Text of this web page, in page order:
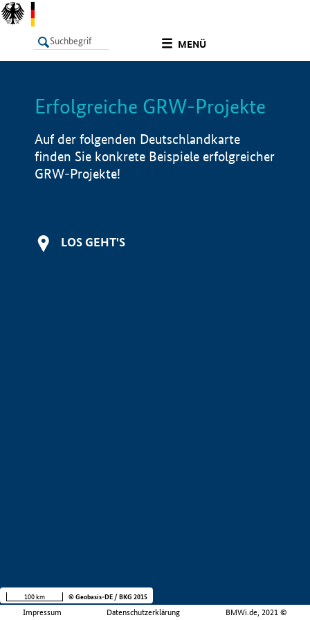
MENÜ
LISTE Info
Erfolgreiche GRW-Projekte
Auf der folgenden Deutschlandkarte
finden Sie konkrete Beispiele erfolgreicher
GRW-Projekte!
LOS GEHT'S
Impressum Datenschutzerklärung BMWi.de, 2021 ©
100 km © Geobasis-DE / BKG 2015